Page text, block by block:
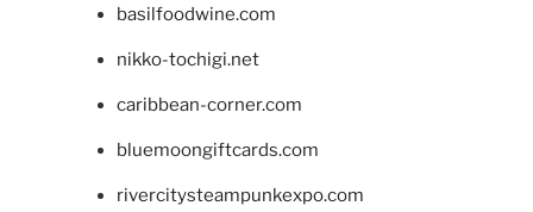
basilfoodwine.com
nikko-tochigi.net
caribbean-corner.com
bluemoongiftcards.com
rivercitysteampunkexpo.com